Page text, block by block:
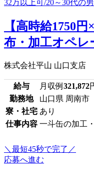
【高時給1750
布・加工オペレ
株式会社平山 山口支店
給与 月収例 321,872
勤務地
山口県 周南市
寮・社宅 あり
仕事内容 一斗缶の加工
＼最短45秒で完了／
応募へ進む